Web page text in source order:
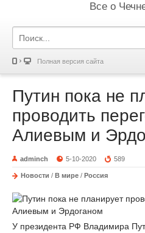
Все о
Полная версия сайта
Путин пока не
проводить
Алиевым и
adminch 5-10-2020 589
Новости / В мире / Россия
У президента РФ Владимира